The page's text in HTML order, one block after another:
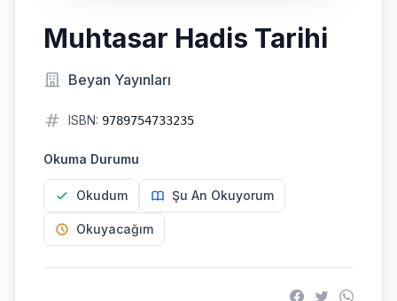
Muhtasar Hadis Tarihi
Beyan Yayınları
ISBN: 9789754733235
Okuma Durumu
Okudum Şu An Okuyorum
Okuyacağım